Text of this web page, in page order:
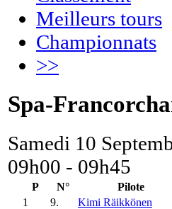
Meilleurs tours
Championnats
>>
Spa-
Samedi 10
09h00 - 09h45
P N° Pilote
1
9. Kimi Räikkönen